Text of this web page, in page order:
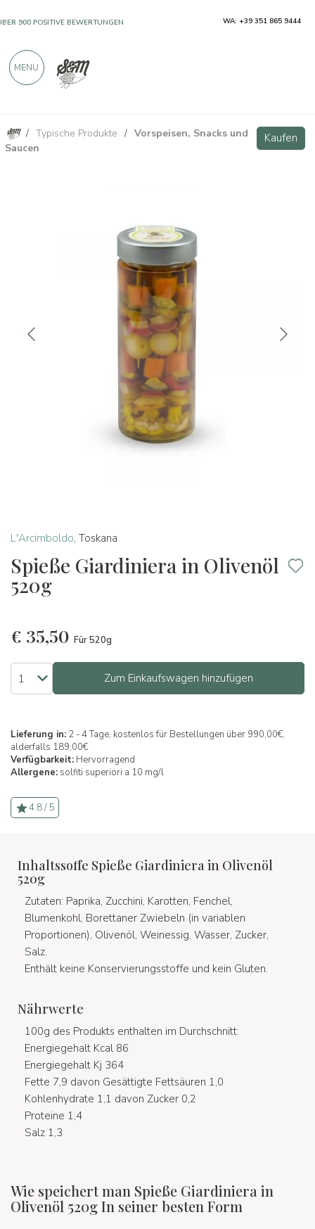
/ Typische Produkte / Vorspeisen, Snacks und
Saucen
Kaufen
L'Arcimboldo, Toskana
Spieße Giardiniera in Olivenöl
520g
€ 35,50 Für 520g
Zum Einkaufswagen hinzufügen
Lieferung in: 2 - 4 Tage, kostenlos für Bestellungen über 990,00€,
alderfalls 189,00€
Verfügbarkeit: Hervorragend
Allergene: solfiti superiori a 10 mg/l
4.8 / 5
Inhaltssoffe Spieße Giardiniera in Olivenöl
520g
Zutaten: Paprika, Zucchini, Karotten, Fenchel,
Blumenkohl, Borettaner Zwiebeln (in variablen
Proportionen), Olivenöl, Weinessig, Wasser, Zucker,
Salz.
Enthält keine Konservierungsstoffe und kein Gluten.
Nährwerte
100g des Produkts enthalten im Durchschnitt:
Energiegehalt Kcal 86
Energiegehalt Kj 364
Fette 7,9 davon Gesättigte Fettsäuren 1,0
Kohlenhydrate 1,1 davon Zucker 0,2
Proteine 1,4
Salz 1,3
Wie speichert man Spieße Giardiniera in
Olivenöl 520g In seiner besten Form
Spieße Giardiniera in Olivenöl 520g Kaufen
900 POSITIVE BEWERTUNGEN WA: +39 351 865 9444
MENU